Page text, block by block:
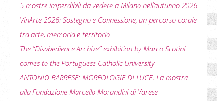
5 mostre imperdibili da vedere a Milano nell’autunno 2026
VinArte 2026: Sostegno e Connessione, un percorso corale
tra arte, memoria e territorio
The “Disobedience Archive” exhibition by Marco Scotini
comes to the Portuguese Catholic University
ANTONIO BARRESE: MORFOLOGIE DI LUCE. La mostra
alla Fondazione Marcello Morandini di Varese